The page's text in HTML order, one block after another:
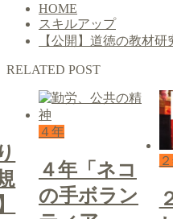
HOME
スキルアップ
【公開】道徳の教材研
RELATED POST
４年
４年「ネコ
の手ボラン